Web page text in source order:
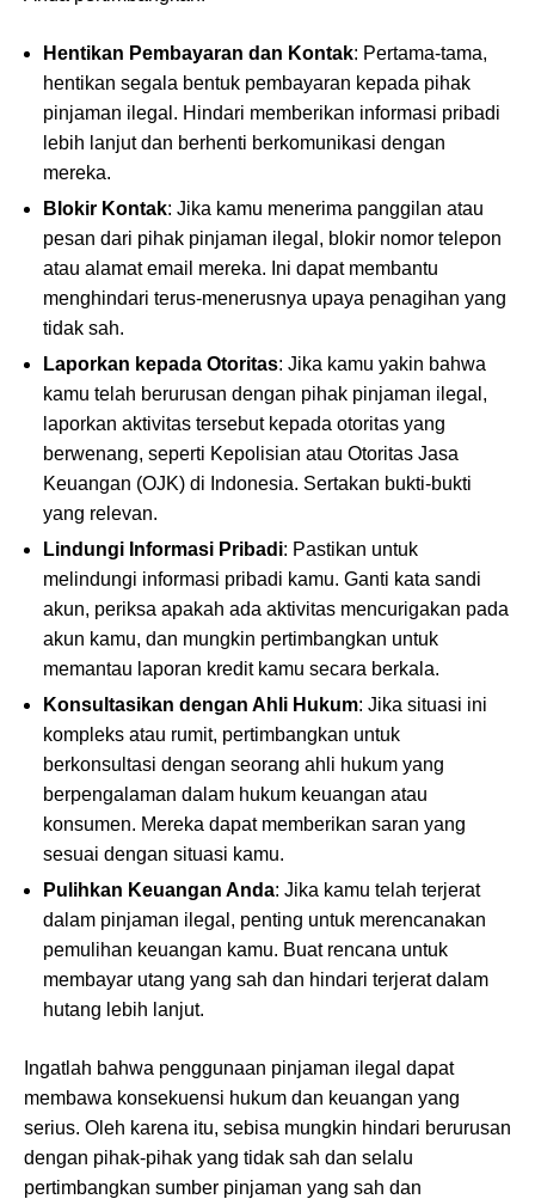
Hentikan Pembayaran dan Kontak: Pertama-tama,
hentikan segala bentuk pembayaran kepada pihak
pinjaman ilegal. Hindari memberikan informasi pribadi
lebih lanjut dan berhenti berkomunikasi dengan
mereka.
Blokir Kontak: Jika kamu menerima panggilan atau
pesan dari pihak pinjaman ilegal, blokir nomor telepon
atau alamat email mereka. Ini dapat membantu
menghindari terus-menerusnya upaya penagihan yang
tidak sah.
Laporkan kepada Otoritas: Jika kamu yakin bahwa
kamu telah berurusan dengan pihak pinjaman ilegal,
laporkan aktivitas tersebut kepada otoritas yang
berwenang, seperti Kepolisian atau Otoritas Jasa
Keuangan (OJK) di Indonesia. Sertakan bukti-bukti
yang relevan.
Lindungi Informasi Pribadi: Pastikan untuk
melindungi informasi pribadi kamu. Ganti kata sandi
akun, periksa apakah ada aktivitas mencurigakan pada
akun kamu, dan mungkin pertimbangkan untuk
memantau laporan kredit kamu secara berkala.
Konsultasikan dengan Ahli Hukum: Jika situasi ini
kompleks atau rumit, pertimbangkan untuk
berkonsultasi dengan seorang ahli hukum yang
berpengalaman dalam hukum keuangan atau
konsumen. Mereka dapat memberikan saran yang
sesuai dengan situasi kamu.
Pulihkan Keuangan Anda: Jika kamu telah terjerat
dalam pinjaman ilegal, penting untuk merencanakan
pemulihan keuangan kamu. Buat rencana untuk
membayar utang yang sah dan hindari terjerat dalam
hutang lebih lanjut.
Ingatlah bahwa penggunaan pinjaman ilegal dapat
membawa konsekuensi hukum dan keuangan yang
serius. Oleh karena itu, sebisa mungkin hindari berurusan
dengan pihak-pihak yang tidak sah dan selalu
pertimbangkan sumber pinjaman yang sah dan